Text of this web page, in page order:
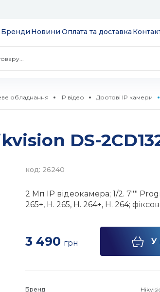
Бренди Новини Оплата та доставка
та додатків
SSD 2.5''
модулі вводу/
протоколів
для
комп'ютерів
обладнання IP відео Дротові IP камери
DS-
код: 26240
2 Мп IP відеокамера; 1/2. 7""
265+, H. 265, H. 264+, H. 264;
3 490 грн У
Бренд